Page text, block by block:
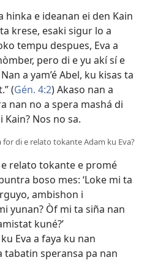
hinka e ideanan ei den Kain
krese, esaki sigur lo a
tempu despues, Eva a
pero di e yu akí sí e
a yam’é Abel, ku kisas ta
(Gén. 4:2) Akaso nan a
nan no a spera mashá di
Nos no sa.
di e relato tokante Adam ku Eva?
relato tokante e promé
boso mes: ‘Loke mi ta
ambishon i
yunan? Òf mi ta siña nan
kuné?’
Eva a faya ku nan
tabatin speransa pa nan